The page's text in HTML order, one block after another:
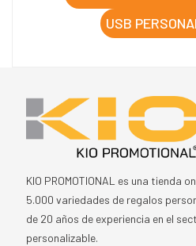
USB
KIO PROMOTIONAL es una tienda
5.000 variedades de regalos
de 20 años de experiencia en el
personalizable.